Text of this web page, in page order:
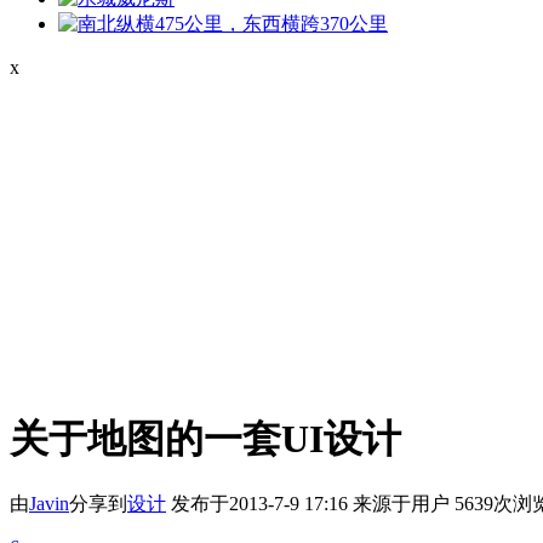
x
关于地图的一套UI设计
由Javin分享到 设计 发布于2013-7-9 17:16 来源于用户 5639次浏